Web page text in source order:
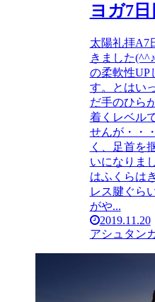
ヨガ7日
太陽礼拝A7
きました
の柔軟性UP
す。とはい
だ手のひら
着くレベル
せんが・・
く、足首を
いになりま
はふくらは
レス腱ぐら
がや...
2019.11.20
アシュタン